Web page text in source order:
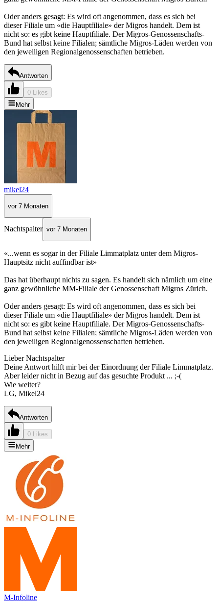
Oder anders gesagt: Es wird oft angenommen, dass es sich bei
dieser Filiale um «die Hauptfiliale» der Migros handelt. Dem ist
nicht so: es gibt keine Hauptfiliale. Der Migros-Genossenschafts-
Bund hat selbst keine Filialen; sämtliche Migros-Läden werden von
den jeweiligen Regionalgenossenschaften betrieben.
Antworten
0 Likes
Mehr
mikel24
vor 7 Monaten
Nachtspalter vor 7 Monaten
«...wenn es sogar in der Filiale Limmatplatz unter dem Migros-
Hauptsitz nicht auffindbar ist»
Das hat überhaupt nichts zu sagen. Es handelt sich nämlich um eine
ganz gewöhnliche MM-Filiale der Genossenschaft Migros Zürich.
Oder anders gesagt: Es wird oft angenommen, dass es sich bei
dieser Filiale um «die Hauptfiliale» der Migros handelt. Dem ist
nicht so: es gibt keine Hauptfiliale. Der Migros-Genossenschafts-
Bund hat selbst keine Filialen; sämtliche Migros-Läden werden von
den jeweiligen Regionalgenossenschaften betrieben.
Lieber Nachtspalter
Deine Antwort hilft mir bei der Einordnung der Filiale Limmatplatz.
Aber leider nicht in Bezug auf das gesuchte Produkt ... ;-(
Wie weiter?
LG, Mikel24
Antworten
0 Likes
Mehr
M-Infoline